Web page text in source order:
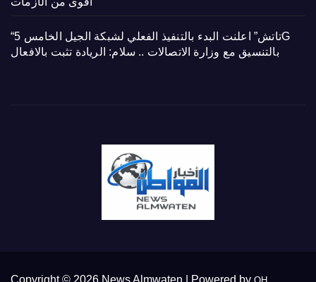
“تاتش” اعلنت البدء بالتنفيذ الفعلي لشبكة الجيل الخامس 5G
بالتنسيق مع وزارة الاتصالات .. سلام: الريادة تثبت بالافعال
Copyright © 2026 News Almwaten | Powered by